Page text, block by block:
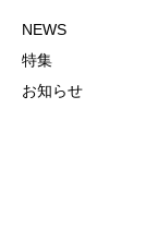
NEWS
特集
お知らせ